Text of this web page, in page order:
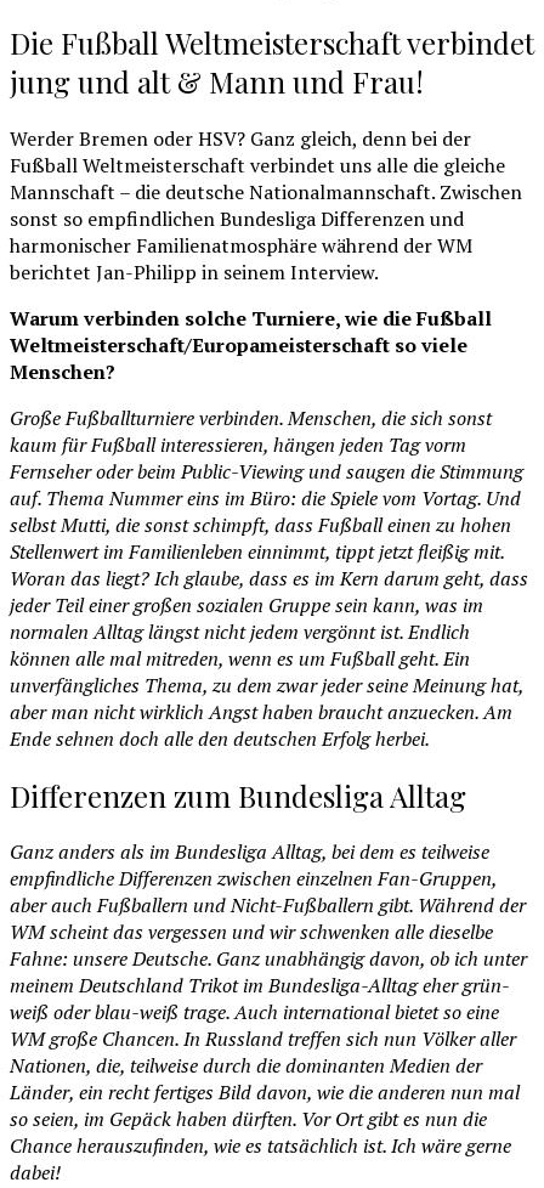
Die Fußball Weltmeisterschaft verbindet
jung und alt & Mann und Frau!
Werder Bremen oder HSV? Ganz gleich, denn bei der
Fußball Weltmeisterschaft verbindet uns alle die gleiche
Mannschaft – die deutsche Nationalmannschaft. Zwischen
sonst so empfindlichen Bundesliga Differenzen und
harmonischer Familienatmosphäre während der WM
berichtet Jan-Philipp in seinem Interview.
Warum verbinden solche Turniere, wie die Fußball
Weltmeisterschaft/Europameisterschaft so viele
Menschen?
Große Fußballturniere verbinden. Menschen, die sich sonst
kaum für Fußball interessieren, hängen jeden Tag vorm
Fernseher oder beim Public-Viewing und saugen die Stimmung
auf. Thema Nummer eins im Büro: die Spiele vom Vortag. Und
selbst Mutti, die sonst schimpft, dass Fußball einen zu hohen
Stellenwert im Familienleben einnimmt, tippt jetzt fleißig mit.
Woran das liegt? Ich glaube, dass es im Kern darum geht, dass
jeder Teil einer großen sozialen Gruppe sein kann, was im
normalen Alltag längst nicht jedem vergönnt ist. Endlich
können alle mal mitreden, wenn es um Fußball geht. Ein
unverfängliches Thema, zu dem zwar jeder seine Meinung hat,
aber man nicht wirklich Angst haben braucht anzuecken. Am
Ende sehnen doch alle den deutschen Erfolg herbei.
Differenzen zum Bundesliga Alltag
Ganz anders als im Bundesliga Alltag, bei dem es teilweise
empfindliche Differenzen zwischen einzelnen Fan-Gruppen,
aber auch Fußballern und Nicht-Fußballern gibt. Während der
WM scheint das vergessen und wir schwenken alle dieselbe
Fahne: unsere Deutsche. Ganz unabhängig davon, ob ich unter
meinem Deutschland Trikot im Bundesliga-Alltag eher grün-
weiß oder blau-weiß trage. Auch international bietet so eine
WM große Chancen. In Russland treffen sich nun Völker aller
Nationen, die, teilweise durch die dominanten Medien der
Länder, ein recht fertiges Bild davon, wie die anderen nun mal
so seien, im Gepäck haben dürften. Vor Ort gibt es nun die
Chance herauszufinden, wie es tatsächlich ist. Ich wäre gerne
dabei!